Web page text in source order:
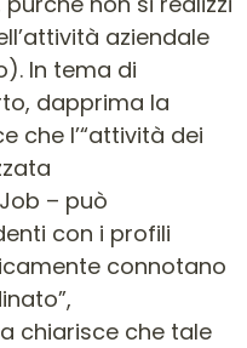
aziendale
In tema di
dapprima la
che l’“attività dei
– può
con i profili
connotano
chiarisce che tale